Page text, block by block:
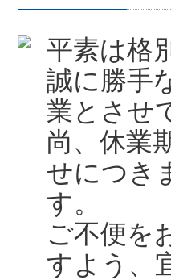
平素は格
誠に勝手
業とさせ
尚、休業
せにつき
す。
ご不便を
すよう、